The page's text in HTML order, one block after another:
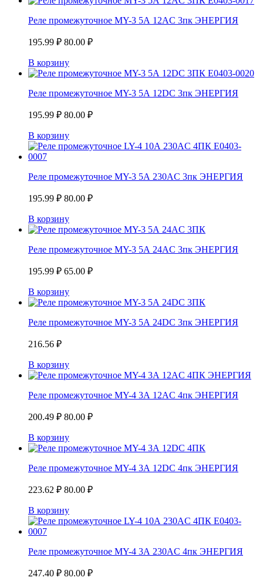
Реле промежуточное MY-3 5А 12AC 3пк ЭНЕРГИЯ
195.99 ₽ 80.00 ₽
В корзину
Реле промежуточное MY-3 5А 12DC 3пк ЭНЕРГИЯ
195.99 ₽ 80.00 ₽
В корзину
Реле промежуточное MY-3 5А 230AC 3пк ЭНЕРГИЯ
195.99 ₽ 80.00 ₽
В корзину
Реле промежуточное MY-3 5А 24AC 3пк ЭНЕРГИЯ
195.99 ₽ 65.00 ₽
В корзину
Реле промежуточное MY-3 5А 24DC 3пк ЭНЕРГИЯ
216.56 ₽
В корзину
Реле промежуточное MY-4 3А 12AC 4пк ЭНЕРГИЯ
200.49 ₽ 80.00 ₽
В корзину
Реле промежуточное MY-4 3А 12DC 4пк ЭНЕРГИЯ
223.62 ₽ 80.00 ₽
В корзину
Реле промежуточное MY-4 3А 230AC 4пк ЭНЕРГИЯ
247.40 ₽ 80.00 ₽